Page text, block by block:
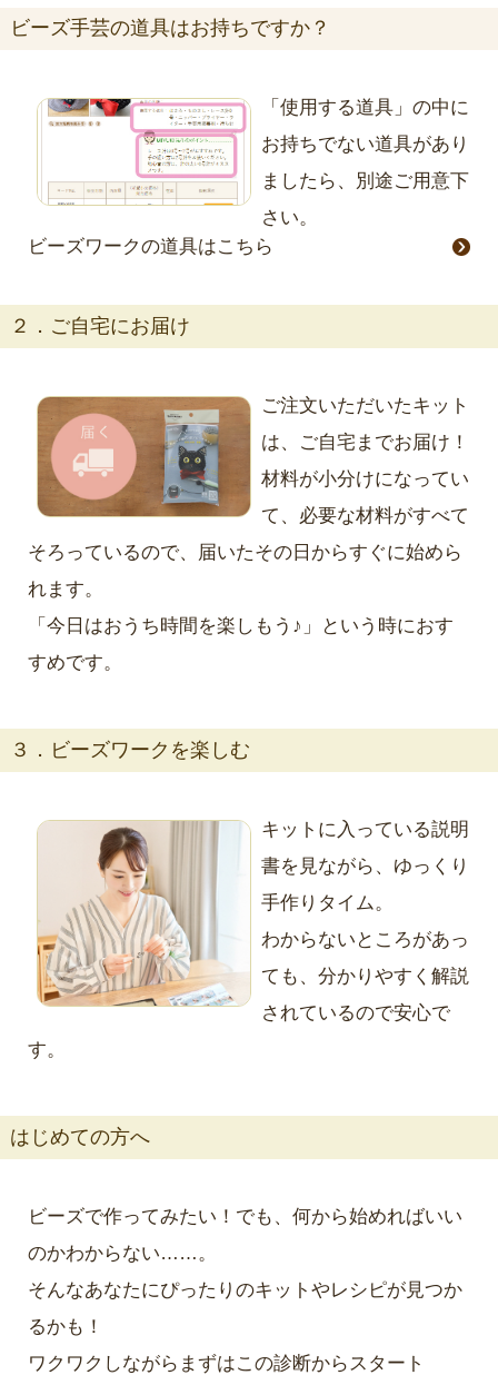
ビーズ手芸の道具はお持ちですか？
「使用する道具」の中に
お持ちでない道具があり
ましたら、別途ご用意下
さい。
ビーズワークの道具はこちら
２．ご自宅にお届け
ご注文いただいたキット
は、ご自宅までお届け！
材料が小分けになってい
て、必要な材料がすべて
そろっているので、届いたその日からすぐに始めら
れます。
「今日はおうち時間を楽しもう♪」という時におす
すめです。
３．ビーズワークを楽しむ
キットに入っている説明
書を見ながら、ゆっくり
手作りタイム。
わからないところがあっ
ても、分かりやすく解説
されているので安心で
す。
はじめての方へ
ビーズで作ってみたい！でも、何から始めればいい
のかわからない……。
そんなあなたにぴったりのキットやレシピが見つか
るかも！
ワクワクしながらまずはこの診断からスタート